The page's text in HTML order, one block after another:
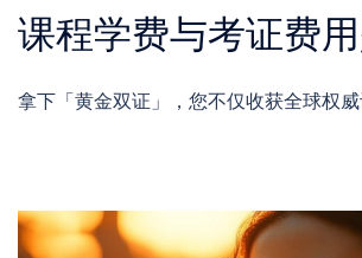
课程学费与考证费
拿下「黄金双证」，您不仅收获全球权